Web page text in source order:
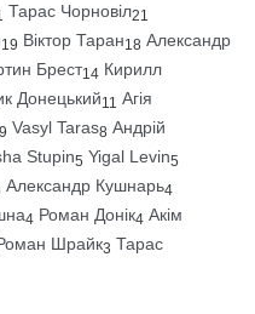
Тарас Чорновіл21
19 Віктор Таран18 Александр
Брест14 Кирилл
Донецький11 Агія
9 Vasyl Taras8 Андрій
Stupin5 Yigal Levin5
Александр Кушнарь4
4 Роман Донік4 Акім
Шрайк3 Тарас